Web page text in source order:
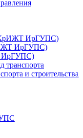
ИрГУПС)
ИрГУПС)
ИрГУПС)
транспорта
и строительства